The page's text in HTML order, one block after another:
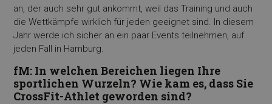
an, der auch sehr gut ankommt, weil das Training und auch
die Wettkämpfe wirklich für jeden geeignet sind. In diesem
Jahr werde ich sicher an ein paar Events teilnehmen, auf
jeden Fall in Hamburg.
fM: In welchen Bereichen liegen Ihre
sportlichen Wurzeln? Wie kam es, dass Sie
CrossFit-Athlet geworden sind?